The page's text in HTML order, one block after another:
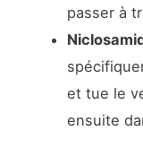
passer à
et tue le
ensuite